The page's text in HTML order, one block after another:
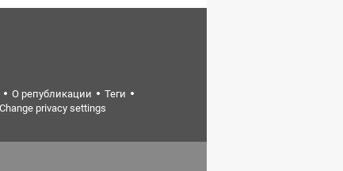
О републикации
Теги
Change privacy settings